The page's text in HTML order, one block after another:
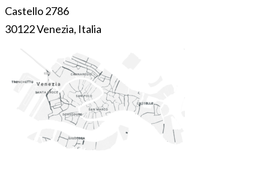
Castello 2786
30122 Venezia, Italia